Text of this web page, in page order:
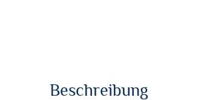
Beschreibung